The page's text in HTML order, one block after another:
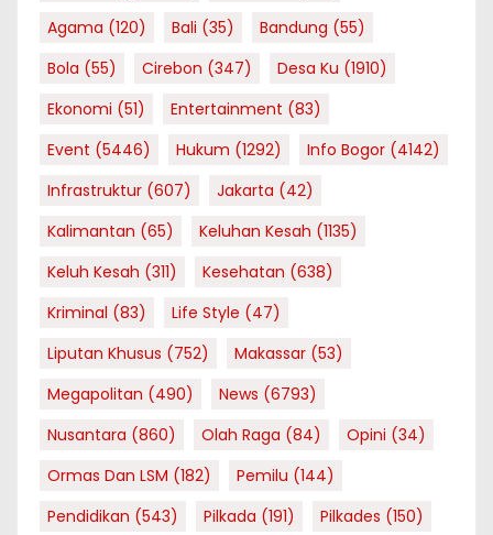
Agama (120) Bali (35) Bandung (55)
Bola (55) Cirebon (347) Desa Ku (1910)
Ekonomi (51) Entertainment (83)
Event (5446) Hukum (1292) Info Bogor (4142)
Infrastruktur (607) Jakarta (42)
Kalimantan (65) Keluhan Kesah (1135)
Keluh Kesah (311) Kesehatan (638)
Kriminal (83) Life Style (47)
Liputan Khusus (752) Makassar (53)
Megapolitan (490) News (6793)
Nusantara (860) Olah Raga (84) Opini (34)
Ormas Dan LSM (182) Pemilu (144)
Pendidikan (543) Pilkada (191) Pilkades (150)